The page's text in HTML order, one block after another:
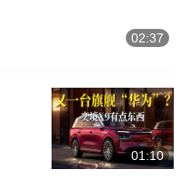
02:37
01:10